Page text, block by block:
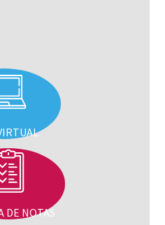
DE NOTAS